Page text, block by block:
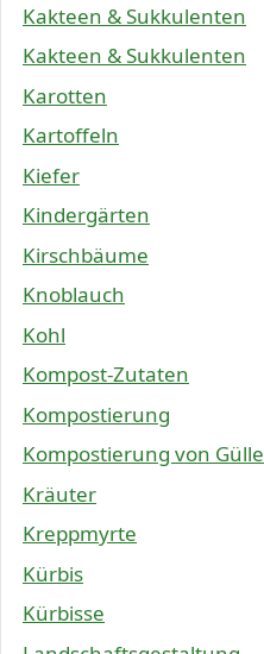
Kakteen & Sukkulenten
Kakteen & Sukkulenten
Karotten
Kartoffeln
Kiefer
Kindergärten
Kirschbäume
Knoblauch
Kohl
Kompost-Zutaten
Kompostierung
Kompostierung von Gülle
Kräuter
Kreppmyrte
Kürbis
Kürbisse